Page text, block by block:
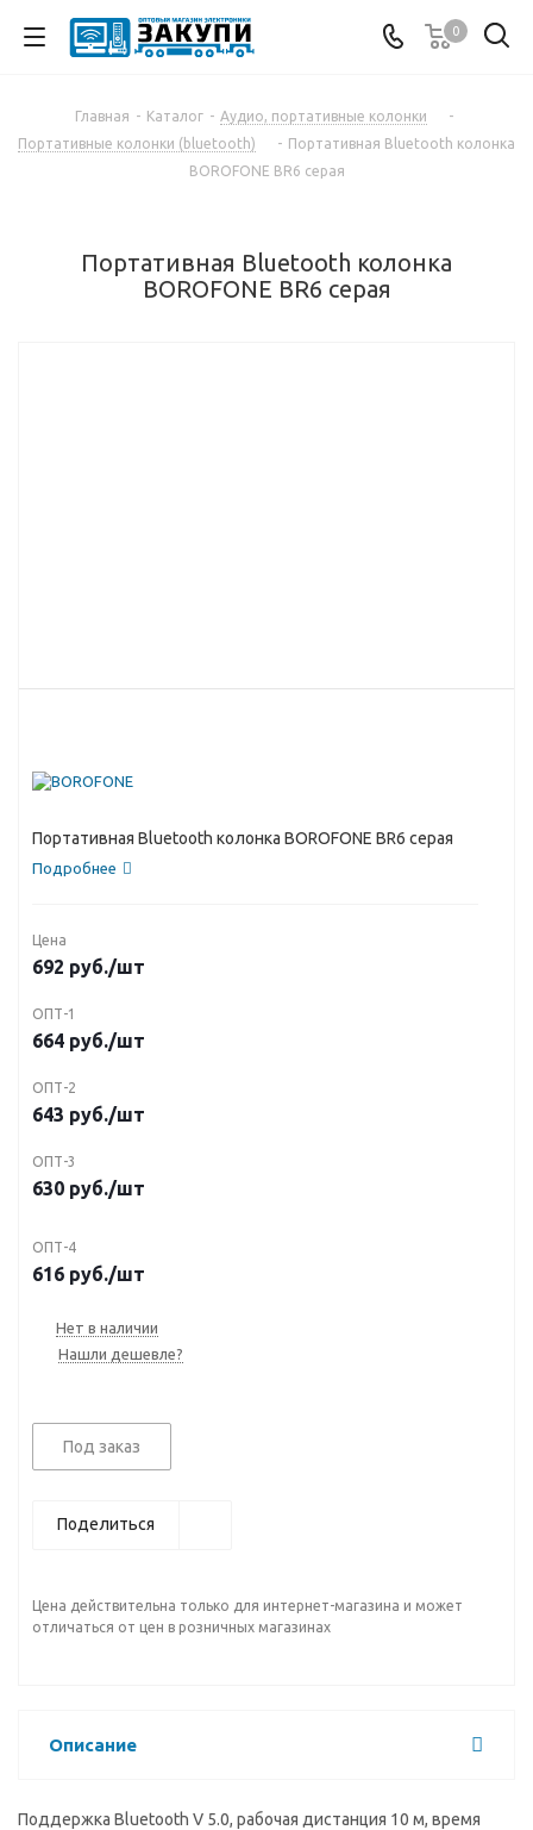
0
Главная - Каталог - Аудио, портативные колонки
-
Портативные колонки (bluetooth)
- Портативная Bluetooth колонка
BOROFONE BR6 серая
Портативная Bluetooth колонка
BOROFONE BR6 серая
Портативная Bluetooth колонка BOROFONE BR6 серая
Подробнее
Цена
692 руб./шт
ОПТ-1
664 руб./шт
ОПТ-2
643 руб./шт
ОПТ-3
630 руб./шт
ОПТ-4
616 руб./шт
Нет в наличии
Нашли дешевле?
Под заказ
Поделиться
Цена действительна только для интернет-магазина и может
отличаться от цен в розничных магазинах
Описание
Поддержка Bluetooth V 5.0, рабочая дистанция 10 м, время